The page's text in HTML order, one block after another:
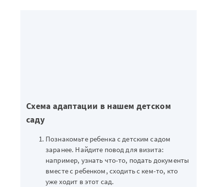
Схема адаптации в нашем детском
саду
Познакомьте ребенка с детским садом
заранее. Найдите повод для визита:
например, узнать что-то, подать документы
вместе с ребенком, сходить с кем-то, кто
уже ходит в этот сад.